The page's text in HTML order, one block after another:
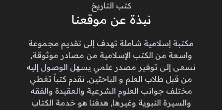
كتب التاريخ
نبذة عن موقعنا
مكتبة إسلامية شاملة تهدف إلى تقديم مجموعة
واسعة من الكتب الإسلامية من مصادر موثوقة,
نسعى إلى توفير مصدر علمي يسهل الوصول إليه
من قبل طلاب العلم و الباحثين, نقدم كتباً تغطي
مختلف جوانب العلوم الشرعية والعقيدة والفقه
والسيرة النبوية وغيرها, هدفنا هو خدمة الكتاب